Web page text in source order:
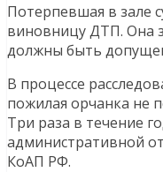
Потерпевшая в зале
виновницу ДТП. Она
должны быть
В процессе
пожилая орчанка не
Три раза в течение
административной
КоАП РФ.